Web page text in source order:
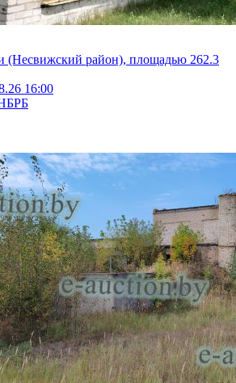
(Несвижский район), площадью 262.3
16:00